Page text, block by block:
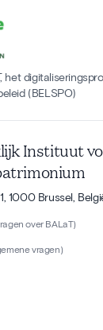
het
(BELSPO)
Instituut
1000 Brussel,
over BALaT)
vragen)